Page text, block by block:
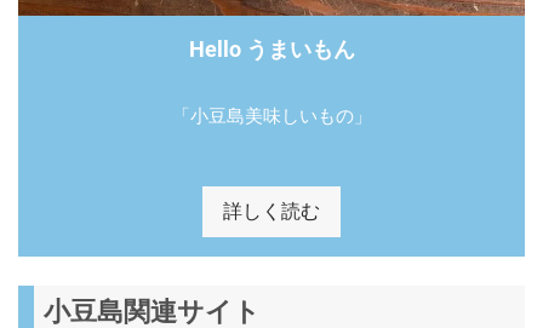
Hello うまいもん
「小豆島美味しいもの」
詳しく読む
小豆島関連サイト